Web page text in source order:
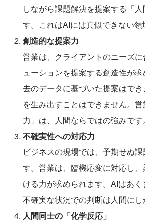
しながら課題解決を提案する「
す。これはAIには真似できない領
創造的な提案力
営業は、クライアントのニーズに
ューションを提案する創造性が
去のデータに基づいた提案はで
を生み出すことはできません。
力」は、人間ならではの強みです。
不確実性への対応力
ビジネスの現場では、予期せぬ
す。営業は、臨機応変に対応し
ける力が求められます。AIはあく
不確実な状況での判断は人間にし
人間同士の「化学反応」